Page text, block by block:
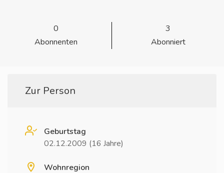
0
Abonnenten
3
Abonniert
Zur Person
Geburtstag
02.12.2009 (16 Jahre)
Wohnregion